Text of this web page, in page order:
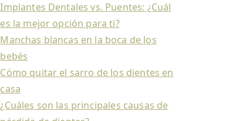
Implantes Dentales vs. Puentes: ¿Cuál
es la mejor opción para ti?
Manchas blancas en la boca de los
bebés
Cómo quitar el sarro de los dientes en
casa
¿Cuáles son las principales causas de